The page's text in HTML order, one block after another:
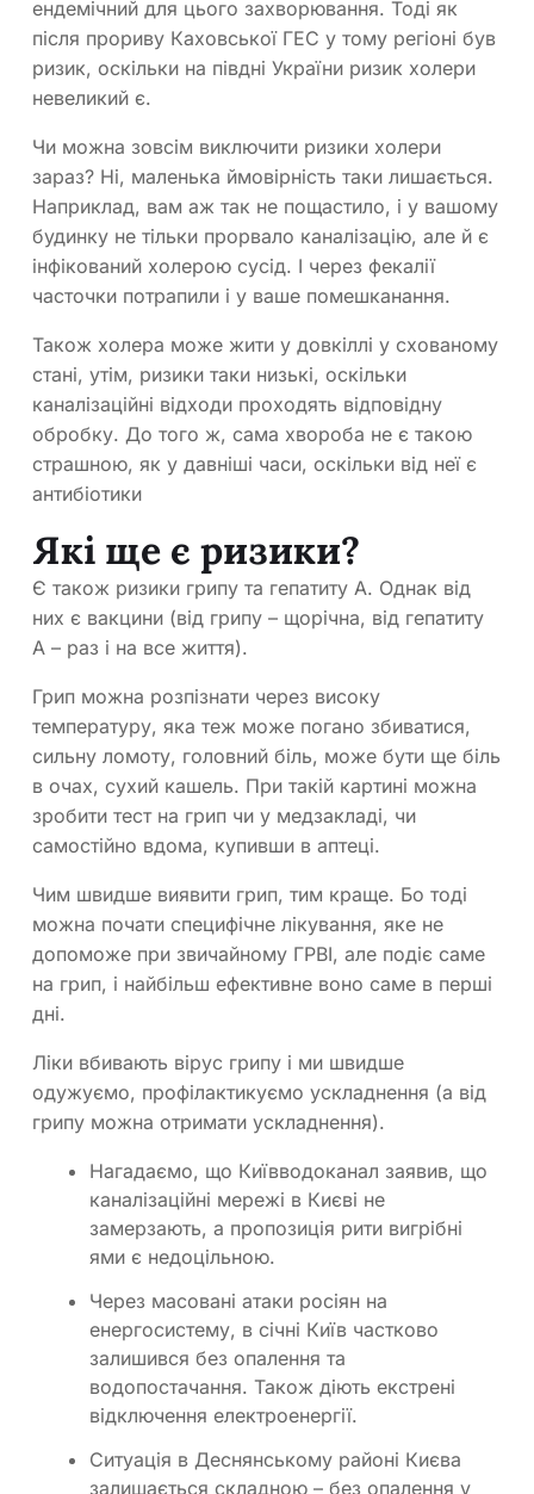
ендемічний для цього захворювання. Тоді як
після прориву Каховської ГЕС у тому регіоні був
ризик, оскільки на півдні України ризик холери
невеликий є.
Чи можна зовсім виключити ризики холери
зараз? Ні, маленька ймовірність таки лишається.
Наприклад, вам аж так не пощастило, і у вашому
будинку не тільки прорвало каналізацію, але й є
інфікований холерою сусід. І через фекалії
часточки потрапили і у ваше помешканання.
Також холера може жити у довкіллі у схованому
стані, утім, ризики таки низькі, оскільки
каналізаційні відходи проходять відповідну
обробку. До того ж, сама хвороба не є такою
страшною, як у давніші часи, оскільки від неї є
антибіотики
Які ще є ризики?
Є також ризики грипу та гепатиту А. Однак від
них є вакцини (від грипу – щорічна, від гепатиту
А – раз і на все життя).
Грип можна розпізнати через високу
температуру, яка теж може погано збиватися,
сильну ломоту, головний біль, може бути ще біль
в очах, сухий кашель. При такій картині можна
зробити тест на грип чи у медзакладі, чи
самостійно вдома, купивши в аптеці.
Чим швидше виявити грип, тим краще. Бо тоді
можна почати специфічне лікування, яке не
допоможе при звичайному ГРВІ, але подіє саме
на грип, і найбільш ефективне воно саме в перші
дні.
Ліки вбивають вірус грипу і ми швидше
одужуємо, профілактикуємо ускладнення (а від
грипу можна отримати ускладнення).
Нагадаємо, що Київводоканал заявив, що
каналізаційні мережі в Києві не
замерзають, а пропозиція рити вигрібні
ями є недоцільною.
Через масовані атаки росіян на
енергосистему, в січні Київ частково
залишився без опалення та
водопостачання. Також діють екстрені
відключення електроенергії.
Ситуація в Деснянському районі Києва
залишається складною – без опалення у